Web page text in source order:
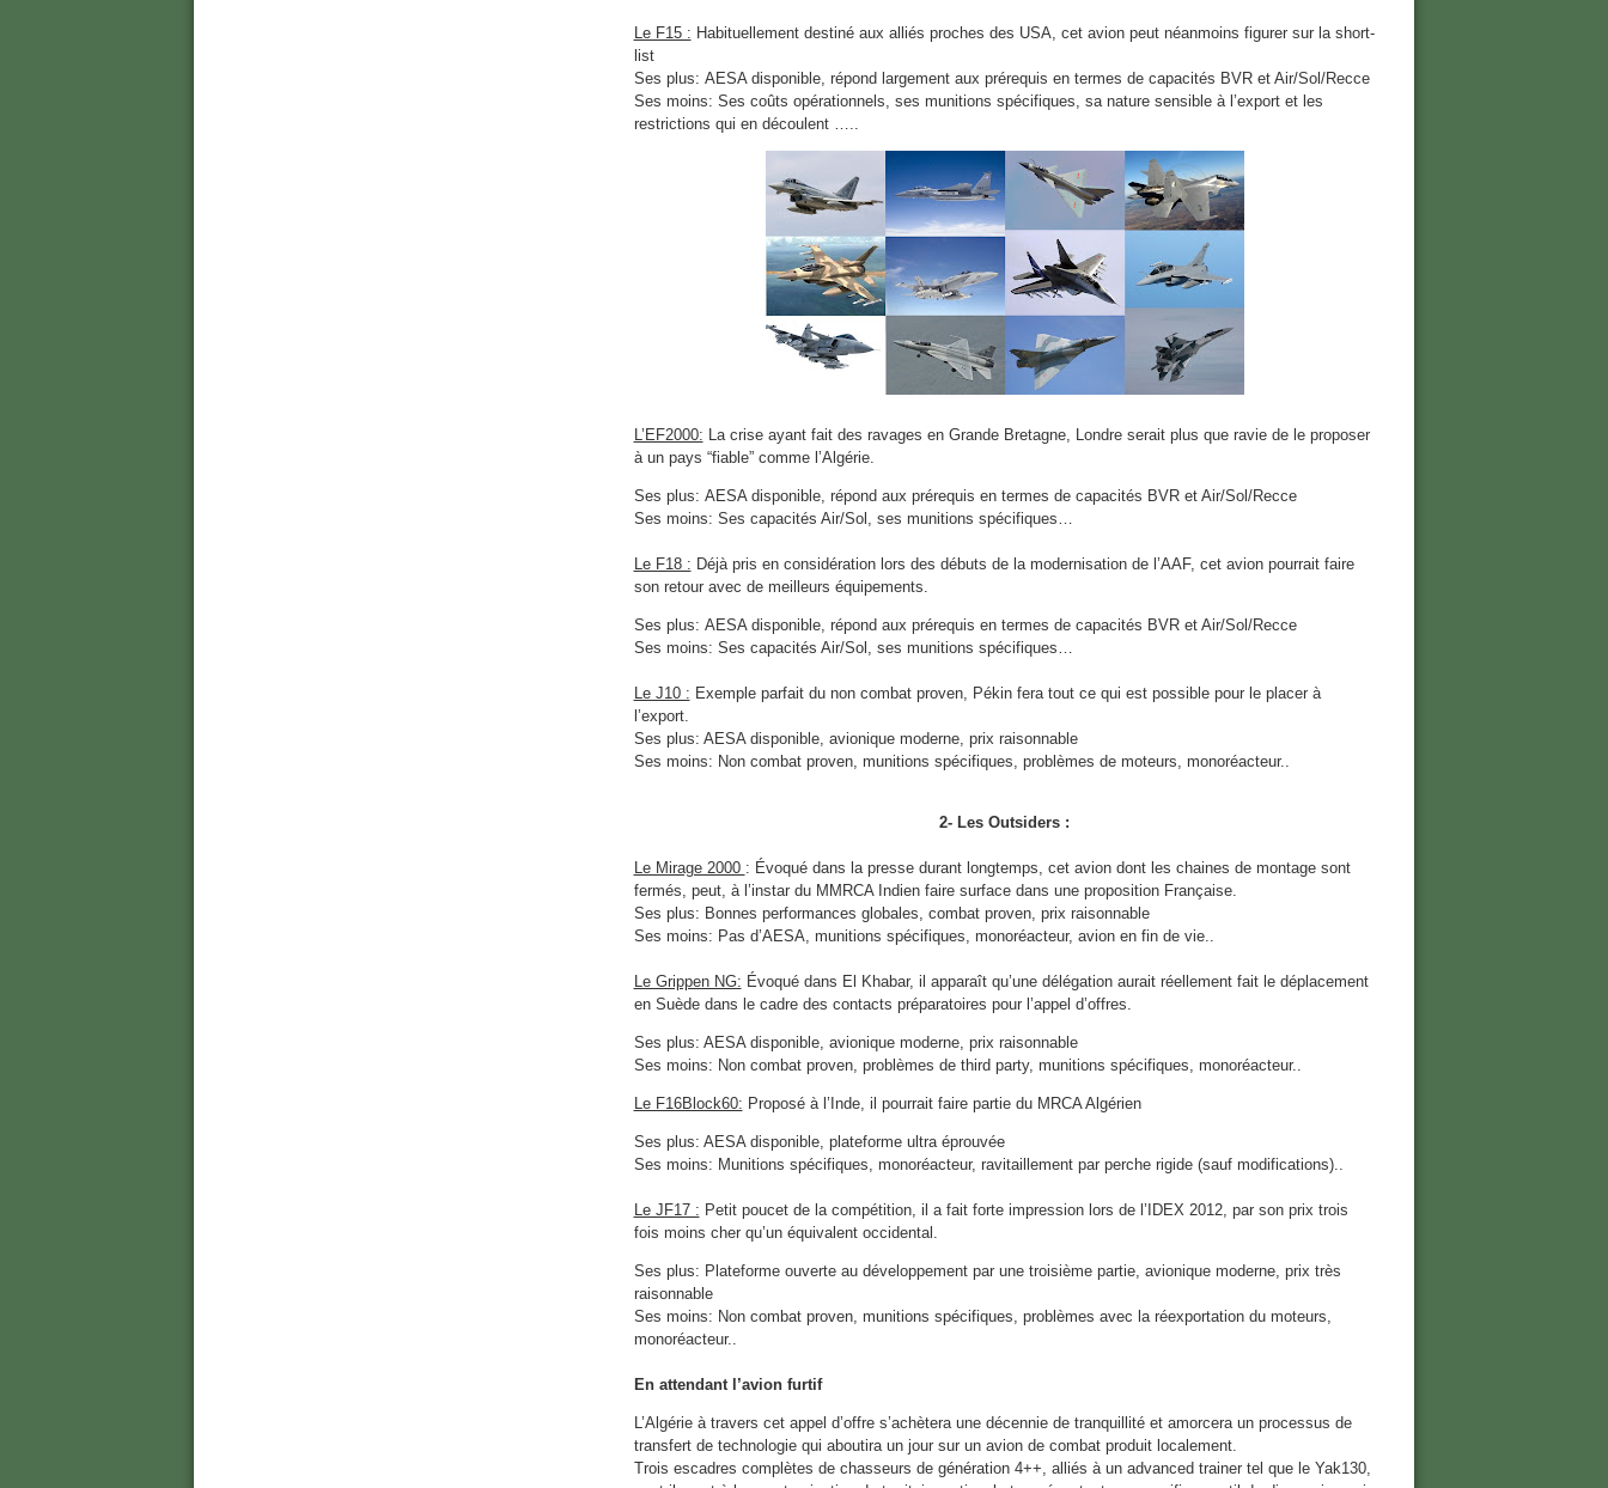
Le F15 : Habituellement destiné aux alliés proches des USA, cet avion peut néanmoins figurer sur la short-
list
Ses plus: AESA disponible, répond largement aux prérequis en termes de capacités BVR et Air/Sol/Recce
Ses moins: Ses coûts opérationnels, ses munitions spécifiques, sa nature sensible à l’export et les
restrictions qui en découlent …..
L’EF2000: La crise ayant fait des ravages en Grande Bretagne, Londre serait plus que ravie de le proposer
à un pays “fiable” comme l’Algérie.
Ses plus: AESA disponible, répond aux prérequis en termes de capacités BVR et Air/Sol/Recce
Ses moins: Ses capacités Air/Sol, ses munitions spécifiques…
Le F18 : Déjà pris en considération lors des débuts de la modernisation de l’AAF, cet avion pourrait faire
son retour avec de meilleurs équipements.
Ses plus: AESA disponible, répond aux prérequis en termes de capacités BVR et Air/Sol/Recce
Ses moins: Ses capacités Air/Sol, ses munitions spécifiques…
Le J10 : Exemple parfait du non combat proven, Pékin fera tout ce qui est possible pour le placer à
l’export.
Ses plus: AESA disponible, avionique moderne, prix raisonnable
Ses moins: Non combat proven, munitions spécifiques, problèmes de moteurs, monoréacteur..
2- Les Outsiders :
Le Mirage 2000 : Évoqué dans la presse durant longtemps, cet avion dont les chaines de montage sont
fermés, peut, à l’instar du MMRCA Indien faire surface dans une proposition Française.
Ses plus: Bonnes performances globales, combat proven, prix raisonnable
Ses moins: Pas d’AESA, munitions spécifiques, monoréacteur, avion en fin de vie..
Le Grippen NG: Évoqué dans El Khabar, il apparaît qu’une délégation aurait réellement fait le déplacement
en Suède dans le cadre des contacts préparatoires pour l’appel d’offres.
Ses plus: AESA disponible, avionique moderne, prix raisonnable
Ses moins: Non combat proven, problèmes de third party, munitions spécifiques, monoréacteur..
Le F16Block60: Proposé à l’Inde, il pourrait faire partie du MRCA Algérien
Ses plus: AESA disponible, plateforme ultra éprouvée
Ses moins: Munitions spécifiques, monoréacteur, ravitaillement par perche rigide (sauf modifications)..
Le JF17 : Petit poucet de la compétition, il a fait forte impression lors de l’IDEX 2012, par son prix trois
fois moins cher qu’un équivalent occidental.
Ses plus: Plateforme ouverte au développement par une troisième partie, avionique moderne, prix très
raisonnable
Ses moins: Non combat proven, munitions spécifiques, problèmes avec la réexportation du moteurs,
monoréacteur..
En attendant l’avion furtif
L’Algérie à travers cet appel d’offre s’achètera une décennie de tranquillité et amorcera un processus de
transfert de technologie qui aboutira un jour sur un avion de combat produit localement.
Trois escadres complètes de chasseurs de génération 4++, alliés à un advanced trainer tel que le Yak130,